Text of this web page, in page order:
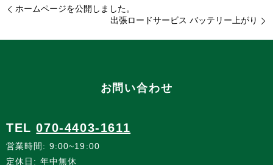
ホームページを公開しました。
出張ロードサービス バッテリー上がり
お問い合わせ
TEL070-4403-1611
営業時間: 9:00~19:00
定休日: 年中無休